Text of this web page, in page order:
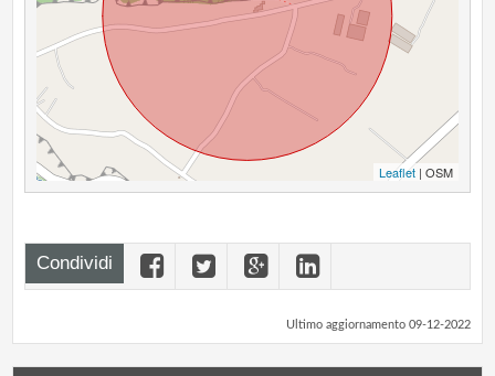
Leaflet| OSM
Condividi
Ultimo aggiornamento 09-12-2022